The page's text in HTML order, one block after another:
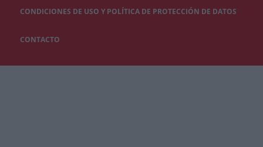
CONDICIONES DE USO Y POLÍTICA DE PROTECCIÓN DE DATOS
CONTACTO